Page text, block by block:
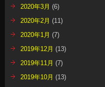
2020年3月 (6)
2020年2月 (11)
2020年1月 (7)
2019年12月 (13)
2019年11月 (7)
2019年10月 (13)